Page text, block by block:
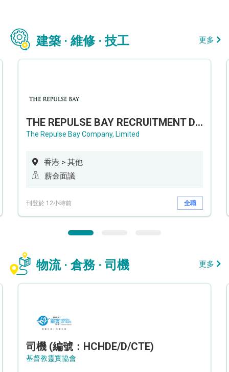
建築 · 維修 · 技工 更多
THE REPULSE BAY RECRUITMENT DAY 淺水灣影灣園人才招聘會
The Repulse Bay Company, Limited
香港 > 其他
薪金面議
刊登於 12小時前 全職
物流 · 倉務 · 司機 更多
司機 (編號：HCHDE/D/CTE)
基督教靈實協會